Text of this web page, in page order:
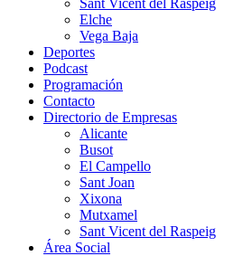
Sant Vicent del Raspeig
Elche
Vega Baja
Deportes
Podcast
Programación
Contacto
Directorio de Empresas
Alicante
Busot
El Campello
Sant Joan
Xixona
Mutxamel
Sant Vicent del Raspeig
Área Social